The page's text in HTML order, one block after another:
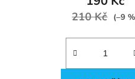
210 Kč (–9